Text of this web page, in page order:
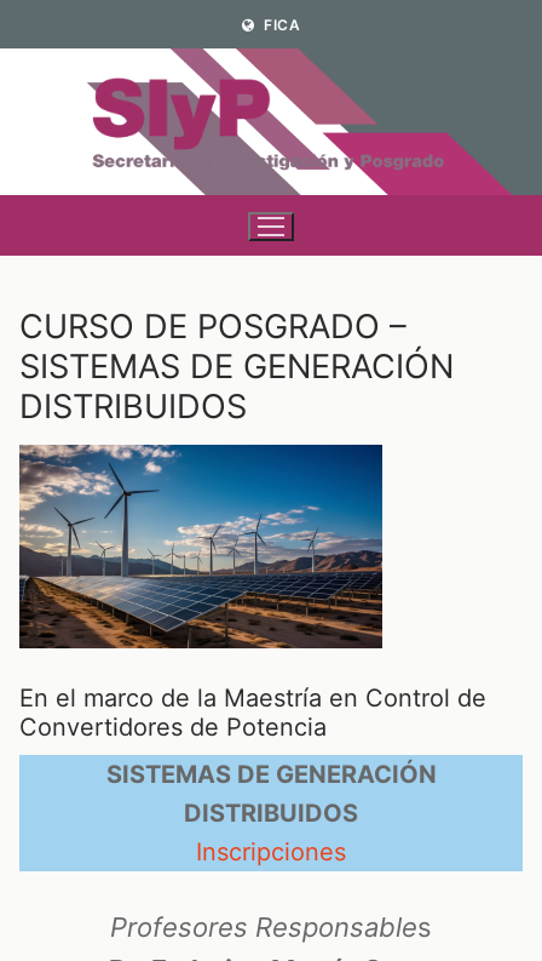
al
FICA
CURSO DE POSGRADO –
SISTEMAS DE GENERACIÓN
DISTRIBUIDOS
En el marco de la Maestría en Control de
Convertidores de Potencia
SISTEMAS DE GENERACIÓN
DISTRIBUIDOS
Inscripciones
Profesores Responsables